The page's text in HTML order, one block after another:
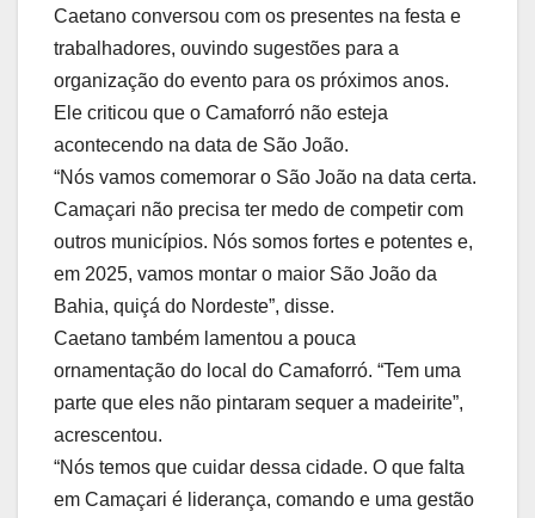
Caetano conversou com os presentes na festa e
trabalhadores, ouvindo sugestões para a
organização do evento para os próximos anos.
Ele criticou que o Camaforró não esteja
acontecendo na data de São João.
“Nós vamos comemorar o São João na data certa.
Camaçari não precisa ter medo de competir com
outros municípios. Nós somos fortes e potentes e,
em 2025, vamos montar o maior São João da
Bahia, quiçá do Nordeste”, disse.
Caetano também lamentou a pouca
ornamentação do local do Camaforró. “Tem uma
parte que eles não pintaram sequer a madeirite”,
acrescentou.
“Nós temos que cuidar dessa cidade. O que falta
em Camaçari é liderança, comando e uma gestão